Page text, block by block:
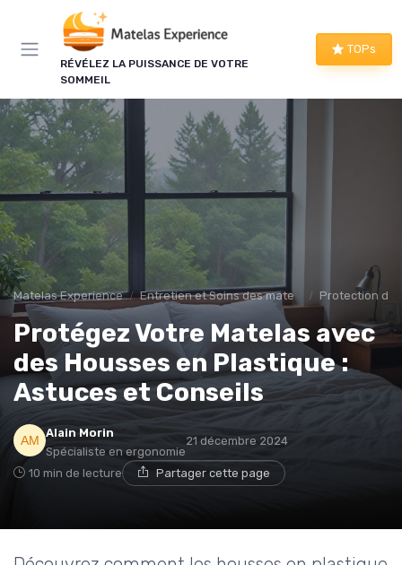
RÉVÉLEZ LA PUISSANCE DE VOTRE
SOMMEIL
TOPs
Matelas Experience Entretien et Soins des matelas Protection de
Protégez Votre Matelas avec
des Housses en Plastique :
Astuces et Conseils
Alain Morin
Spécialiste en ergonomie
21 décembre 2024
10 min de lecture Partager cette page
×
LE CLUB MATELAS EXPERIENCE
Mieux dormir, ça commence
ici !
Une à deux fois par semaine, les bons plans literie
que nous avons vérifiés, nos tests en avant-
première et les conseils qui ne tiennent pas dans
un comparatif.
Bons plans vérifiés
Tests en avant-première
Conseils pratiques Nouveautés filtrées
→ Je rejoins le club
Panneau de gestion des cookies